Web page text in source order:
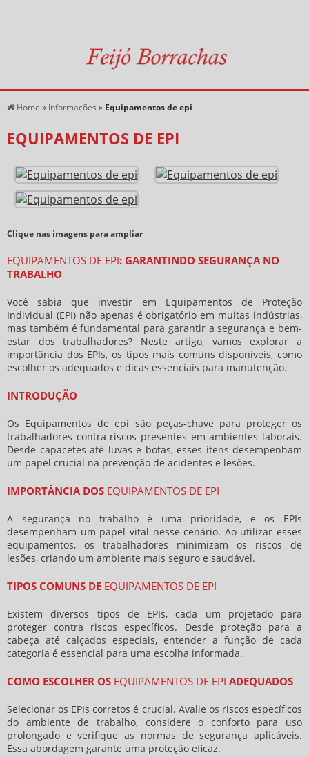
Home » Informações » Equipamentos de epi
EQUIPAMENTOS DE EPI
Clique nas imagens para ampliar
EQUIPAMENTOS DE EPI: GARANTINDO SEGURANÇA NO
TRABALHO
Você sabia que investir em Equipamentos de Proteção
Individual (EPI) não apenas é obrigatório em muitas indústrias,
mas também é fundamental para garantir a segurança e bem-
estar dos trabalhadores? Neste artigo, vamos explorar a
importância dos EPIs, os tipos mais comuns disponíveis, como
escolher os adequados e dicas essenciais para manutenção.
INTRODUÇÃO
Os Equipamentos de epi são peças-chave para proteger os
trabalhadores contra riscos presentes em ambientes laborais.
Desde capacetes até luvas e botas, esses itens desempenham
um papel crucial na prevenção de acidentes e lesões.
IMPORTÂNCIA DOS EQUIPAMENTOS DE EPI
A segurança no trabalho é uma prioridade, e os EPIs
desempenham um papel vital nesse cenário. Ao utilizar esses
equipamentos, os trabalhadores minimizam os riscos de
lesões, criando um ambiente mais seguro e saudável.
TIPOS COMUNS DE EQUIPAMENTOS DE EPI
Existem diversos tipos de EPIs, cada um projetado para
proteger contra riscos específicos. Desde proteção para a
cabeça até calçados especiais, entender a função de cada
categoria é essencial para uma escolha informada.
COMO ESCOLHER OS EQUIPAMENTOS DE EPI ADEQUADOS
Selecionar os EPIs corretos é crucial. Avalie os riscos específicos
do ambiente de trabalho, considere o conforto para uso
prolongado e verifique as normas de segurança aplicáveis.
Essa abordagem garante uma proteção eficaz.